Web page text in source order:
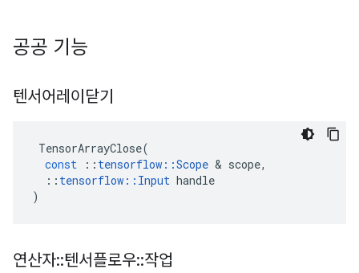
공공 기능
텐서어레이닫기
TensorArrayClose(
const
:: tensorflow ::Scope & scope,
:: tensorflow :: Input handle
)
연산자::텐서플로우::작업